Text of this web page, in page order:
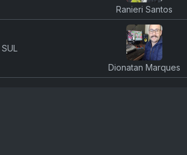
Ranieri Santos
Dionatan Marques